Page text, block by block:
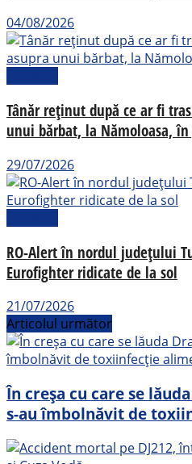
04/08/2026
Tânăr reținut după ce ar fi
unui bărbat, la Nămoloasa,
29/07/2026
RO-Alert în nordul județului
Eurofighter ridicate de la sol
21/07/2026
Articolul următor
În creșa cu care se
s-au îmbolnăvit de